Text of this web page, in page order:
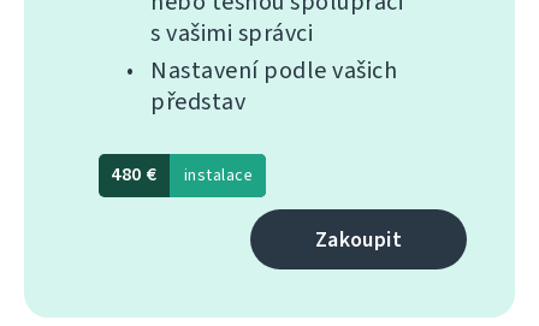
s vašimi správci
Nastavení podle vašich
představ
480 € instalace
Zakoupit